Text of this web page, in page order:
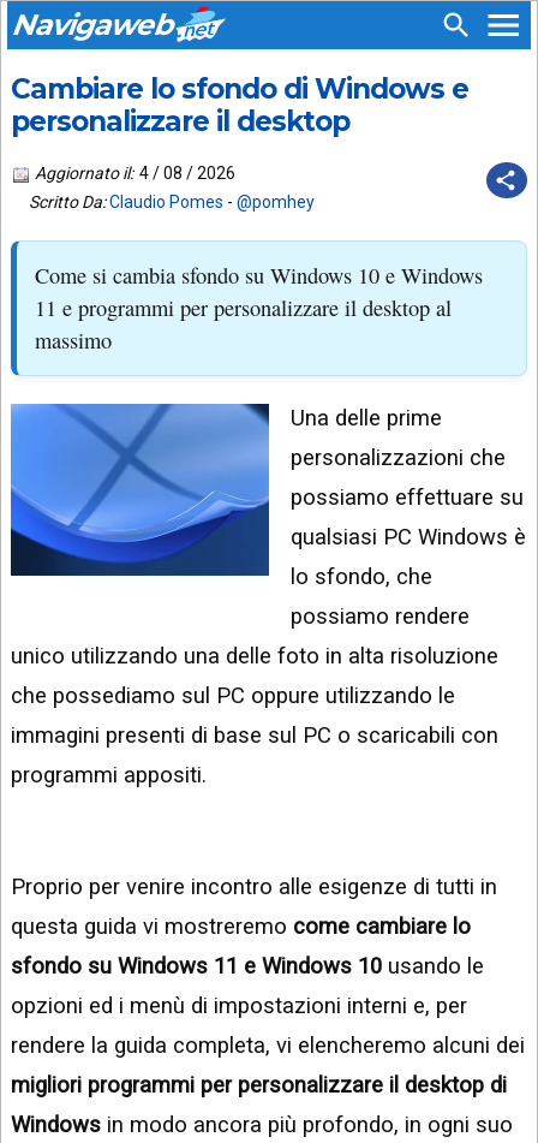
Navigaweb
HOME
SIAMO
SUPPORTO
PIÙ
LETTI
ULTIMI
ARCHIVIO
VIDEO
IPHONE
ANDROID
AI
TECNOLOGIA
WINDOWS
STRUMENTI
SEGUICI
SU:
APP
ANDROID
EMAIL
TIKTOK
YOUTUBE
INSTAGRAM
LINKEDIN
Cambiare lo sfondo di Windows e
personalizzare il desktop
Aggiornato il: 4 / 08 / 2026
Scritto Da:Claudio Pomes - @pomhey
Come si cambia sfondo su Windows 10 e Windows
11 e programmi per personalizzare il desktop al
massimo
Una delle prime
personalizzazioni che
possiamo effettuare su
qualsiasi PC Windows è
lo sfondo, che
possiamo rendere
unico utilizzando una delle foto in alta risoluzione
che possediamo sul PC oppure utilizzando le
immagini presenti di base sul PC o scaricabili con
programmi appositi.
Proprio per venire incontro alle esigenze di tutti in
questa guida vi mostreremo come cambiare lo
sfondo su Windows 11 e Windows 10 usando le
opzioni ed i menù di impostazioni interni e, per
rendere la guida completa, vi elencheremo alcuni dei
migliori programmi per personalizzare il desktop di
Windows in modo ancora più profondo, in ogni suo